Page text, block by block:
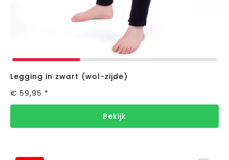
Legging in zwart (wol-zijde)
€ 59,95 *
Bekijk